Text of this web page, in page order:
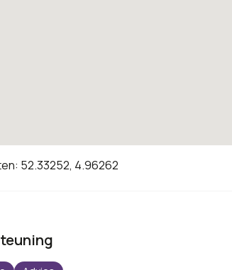
52.33252, 4.96262